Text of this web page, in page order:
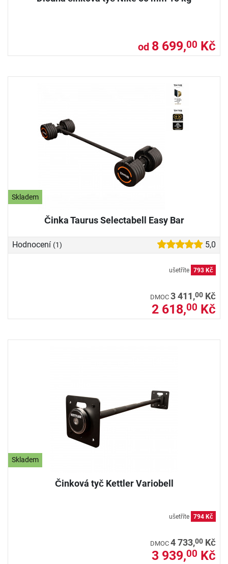
od 8 699,00 Kč
Skladem
Činka Taurus Selectabell Easy Bar
Hodnocení (1) 5,0
ušetříte 793 Kč
DMOC 3 411,00 Kč
2 618,00 Kč
Skladem
Činková tyč Kettler Variobell
ušetříte 794 Kč
DMOC 4 733,00 Kč
3 939,00 Kč